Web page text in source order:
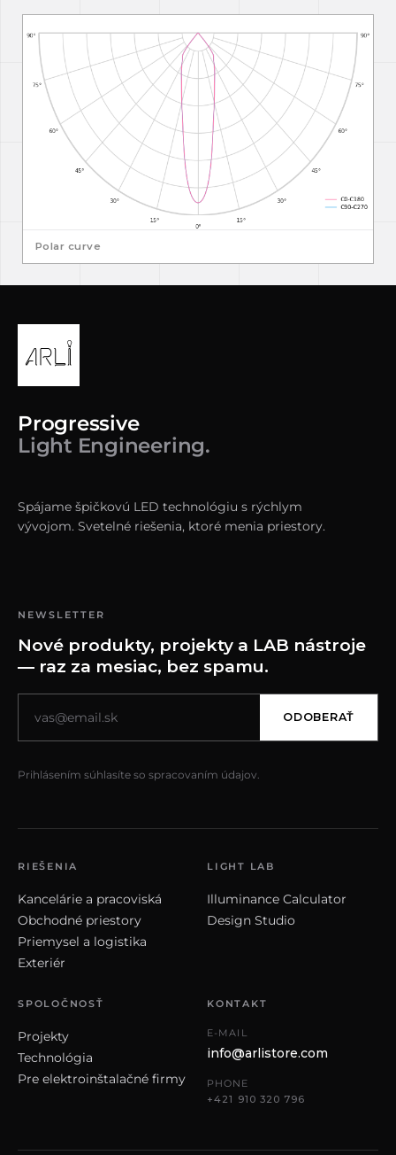
Polar curve
Progressive
Light Engineering.
Spájame špičkovú LED technológiu s rýchlym
vývojom. Svetelné riešenia, ktoré menia priestory.
NEWSLETTER
Nové produkty, projekty a LAB nástroje
— raz za mesiac, bez spamu.
ODOBERAŤ
Prihlásením súhlasíte so spracovaním údajov.
RIEŠENIA
Kancelárie a pracoviská
Obchodné priestory
Priemysel a logistika
Exteriér
LIGHT LAB
Illuminance Calculator
Design Studio
SPOLOČNOSŤ
Projekty
Technológia
Pre elektroinštalačné firmy
KONTAKT
E-MAIL
info@arlistore.com
PHONE
+421 910 320 796